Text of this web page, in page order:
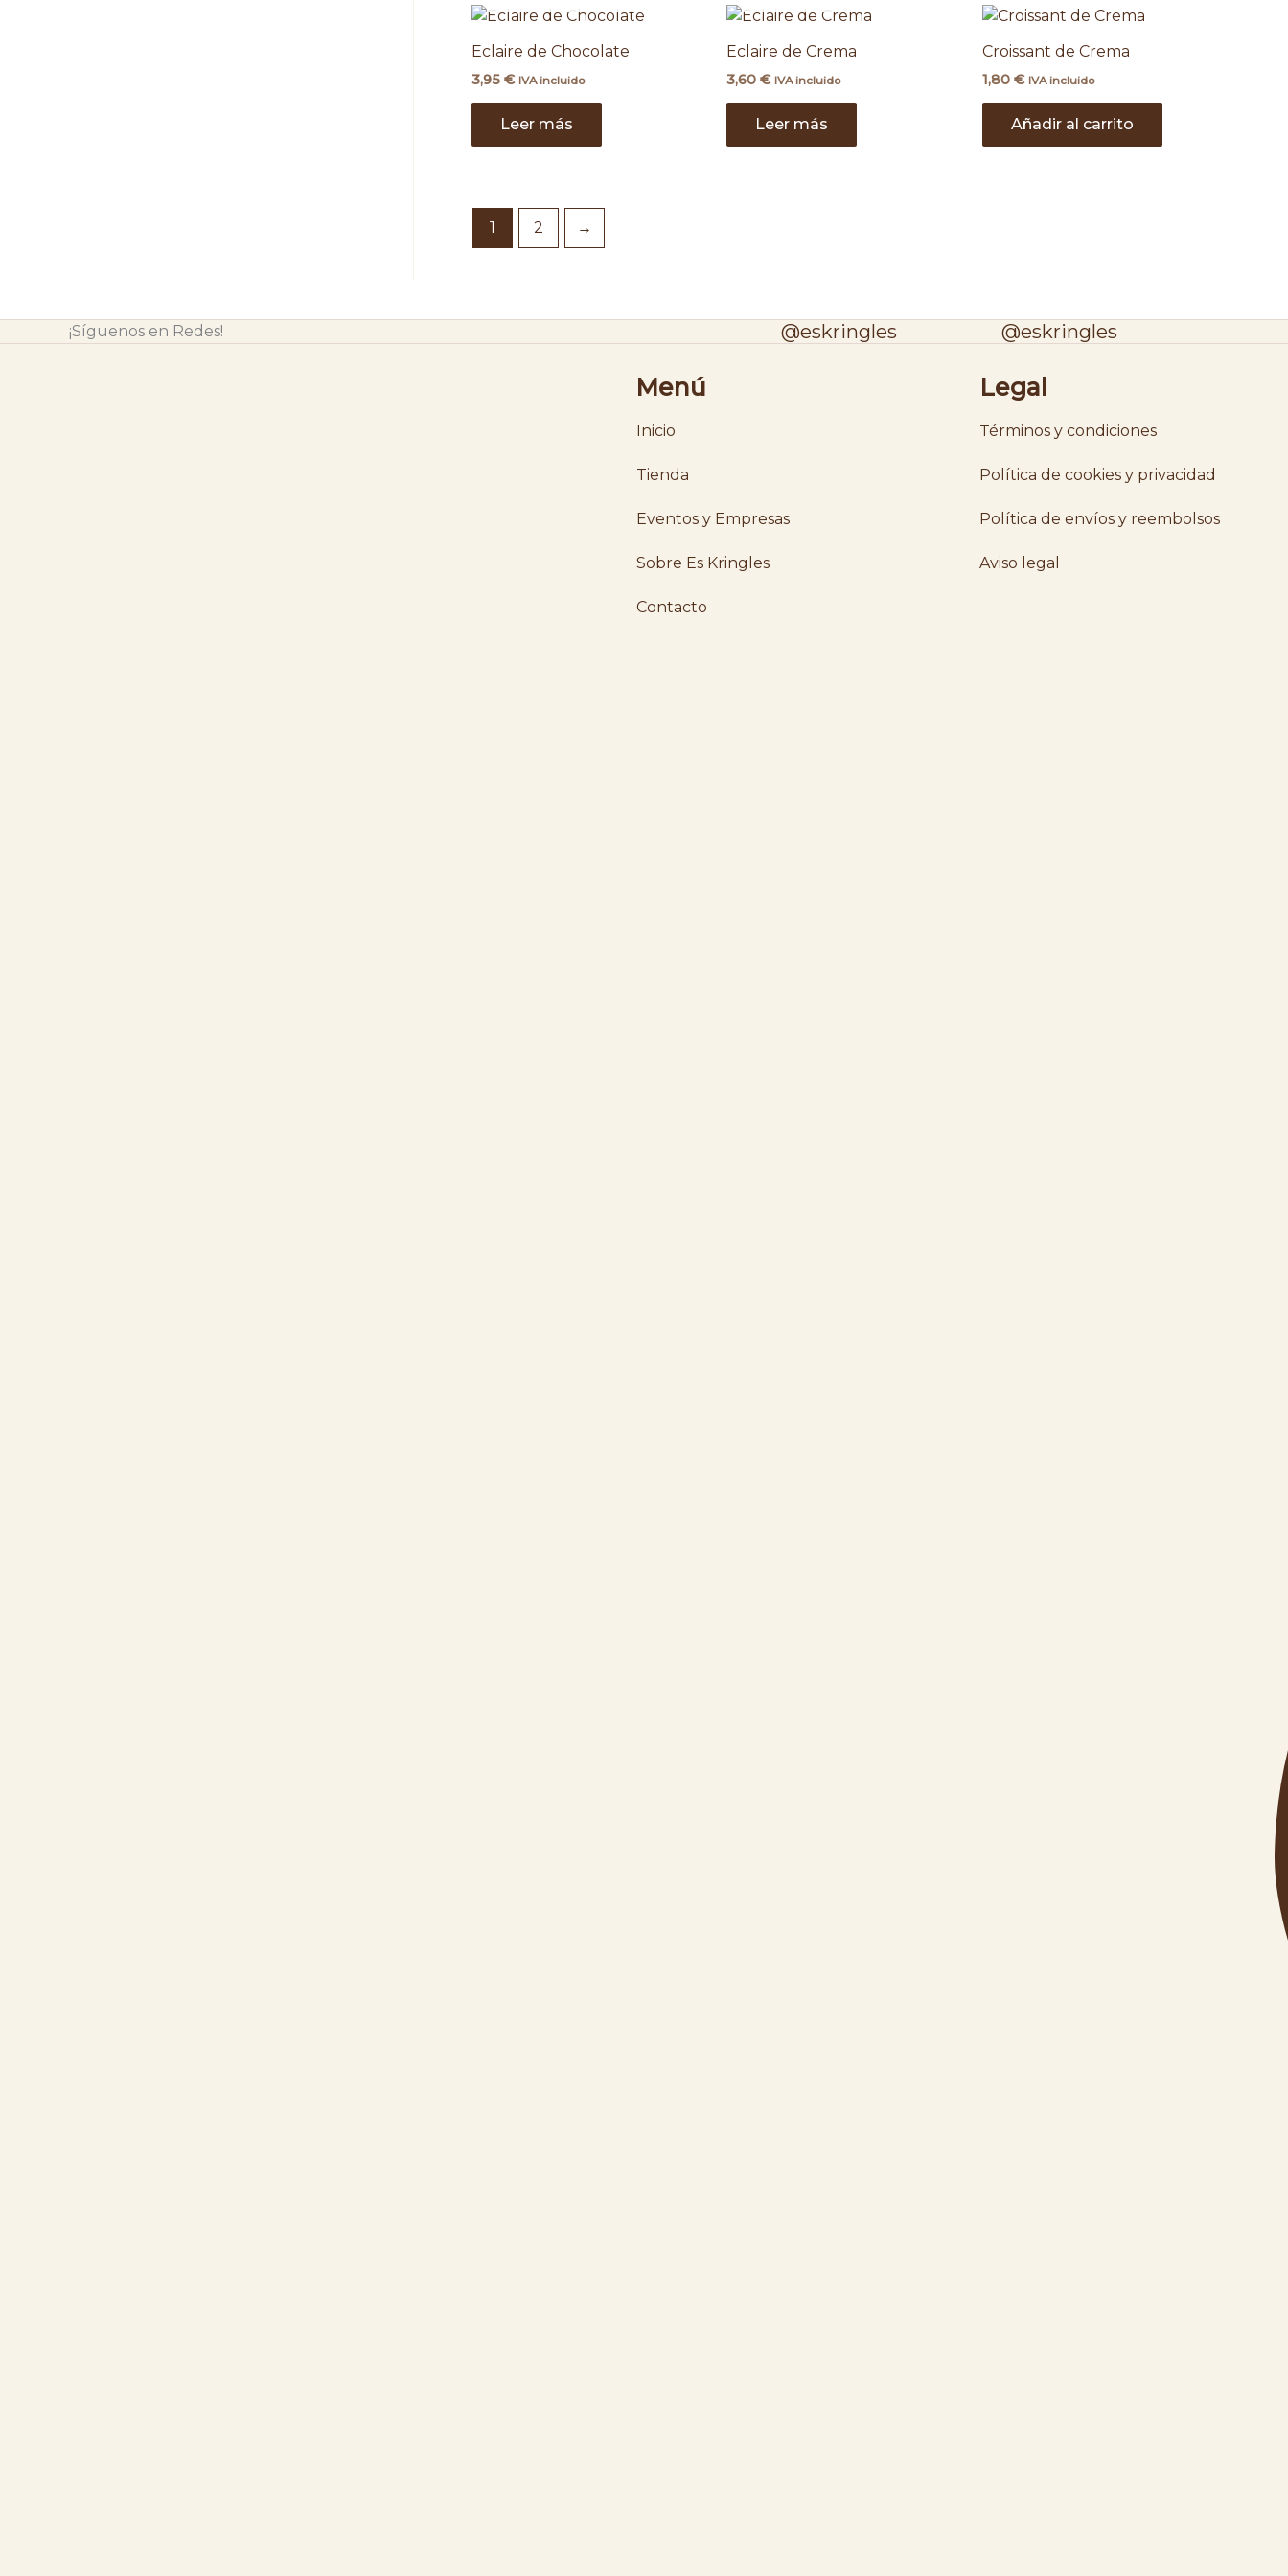
Eclaire de Chocolate
3,95 € IVA incluido
Leer más
Eclaire de Crema
3,60€ IVA incluido
Leer más
Croissant de Crema
1,80 € IVA incluido
Añadir al carrito
1 2 →
¡Síguenos en Redes! @eskringles @eskringles
Menú
Inicio
Tienda
Eventos y Empresas
Sobre Es Kringles
Contacto
Legal
Términos y condiciones
Política de cookies y privacidad
Política de envíos y reembolsos
Aviso legal